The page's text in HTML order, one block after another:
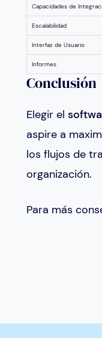
Capacidades de
Escalabilidad
Interfaz de Usuario
Informes
Conclusión
Elegir el
aspire a
los flujos de
organización.
Para más